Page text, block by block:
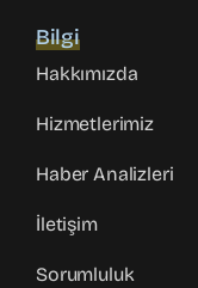
Bilgi
Hakkımızda
Hizmetlerimiz
Haber Analizleri
İletişim
Sorumluluk